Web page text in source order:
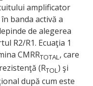
amplificator
banda activă a
de alegerea
R2/R1. Ecuaţia 1
CMRRTOTAL, care
(RTOL) şi
după cum este